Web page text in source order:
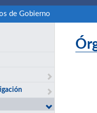
de Gobierno